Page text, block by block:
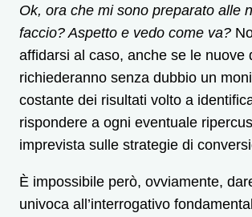
Ok, ora che mi sono preparato alle
faccio? Aspetto e vedo come va?
affidarsi al caso, anche se le nuove
richiederanno senza dubbio un
costante dei risultati volto a
rispondere a ogni eventuale
imprevista sulle strategie di
È impossibile però, ovviamente,
univoca all’interrogativo